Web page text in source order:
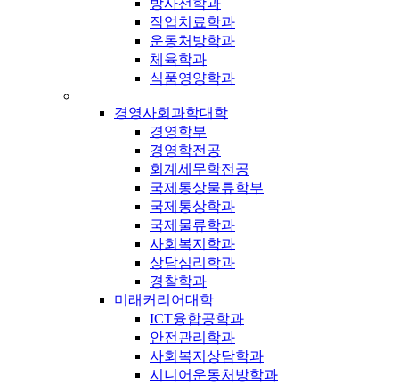
작업치료학과
운동처방학과
체육학과
식품영양학과
경영사회과학대학
경영학부
경영학전공
회계세무학전공
국제통상물류학부
국제통상학과
국제물류학과
사회복지학과
상담심리학과
경찰학과
미래커리어대학
ICT융합공학과
안전관리학과
사회복지상담학과
시니어운동처방학과